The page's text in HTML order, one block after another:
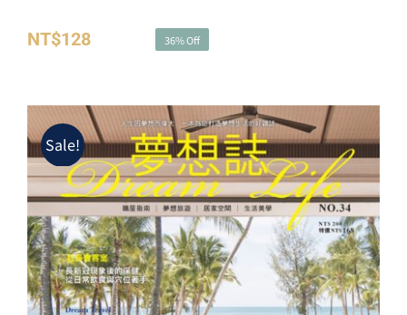
原
價
格：
NT$200。
NT$128
目
價
格：
NT$128。
36% Off
Sale!